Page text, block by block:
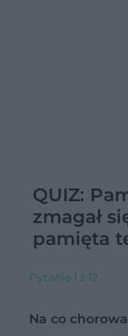
QUIZ:
zmagał
pamięta
Pytanie 1 z 12
Na co